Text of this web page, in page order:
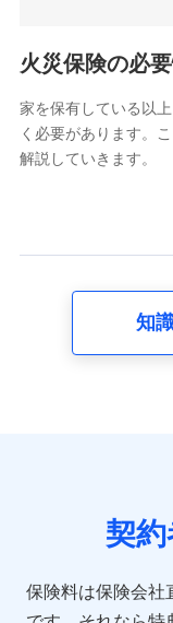
電話対応の品質向
6.採用応募者の
採用選考および入
8.取引先個人情報
取引先としての選
10.受託業務の
火災保険の必
家を保有している以
く必要があります。
解説していきます。
知
契
保険料は保険会社